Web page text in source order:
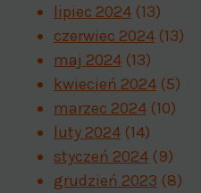
lipiec 2024 (13)
czerwiec 2024 (13)
maj 2024 (13)
kwiecień 2024 (5)
marzec 2024 (10)
luty 2024 (14)
styczeń 2024 (9)
grudzień 2023 (8)